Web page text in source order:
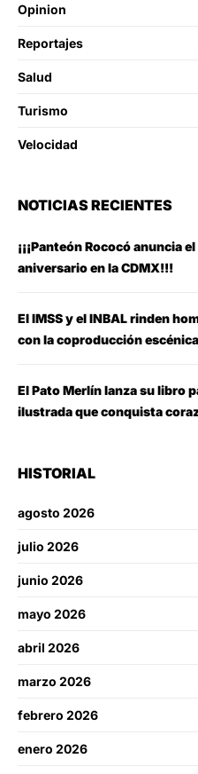
Opinion
Reportajes
Salud
Turismo
Velocidad
NOTICIAS RECIENTES
¡¡¡Panteón Rococó anuncia
aniversario en la CDMX!!!
El IMSS y el INBAL rinden
con la coproducción
El Pato Merlín lanza su libro
ilustrada que conquista
HISTORIAL
agosto 2026
julio 2026
junio 2026
mayo 2026
abril 2026
marzo 2026
febrero 2026
enero 2026